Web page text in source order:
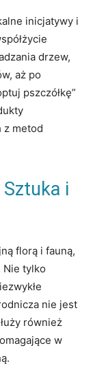
inicjatywy i
drzew,
aż po
pszczółkę”
z metod
i
florą i fauną,
Nie tylko
nie jest
również
w